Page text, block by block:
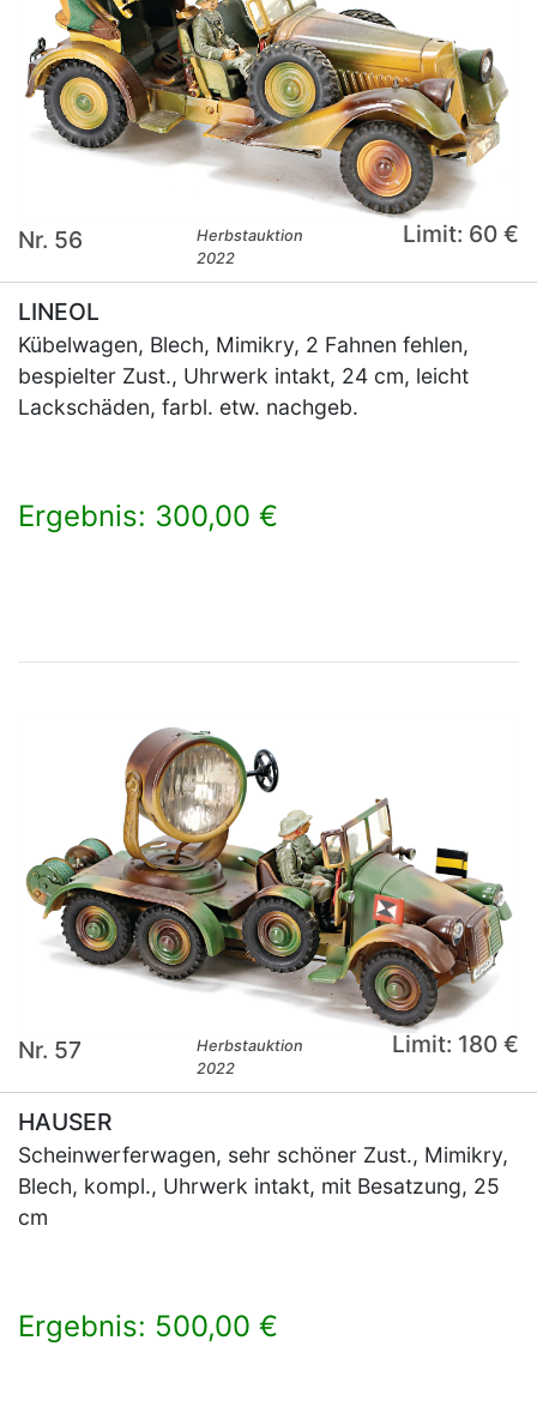
Nr. 56
Herbstauktion
2022
Limit: 60 €
LINEOL
Kübelwagen, Blech, Mimikry, 2 Fahnen fehlen,
bespielter Zust., Uhrwerk intakt, 24 cm, leicht
Lackschäden, farbl. etw. nachgeb.
Ergebnis: 300,00 €
Nr. 57
Herbstauktion
2022
Limit: 180 €
HAUSER
Scheinwerferwagen, sehr schöner Zust., Mimikry,
Blech, kompl., Uhrwerk intakt, mit Besatzung, 25
cm
Ergebnis: 500,00 €